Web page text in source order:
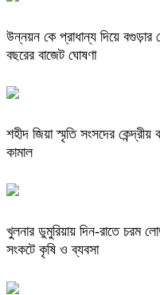
উন্নয়ন কে প্রাধান্য দিয়ে
বছরের বাজেট ঘোষণা
শহীদ জিয়া স্মৃতি সংসদের
কামাল
খুলনার ডুমুরিয়ায় দিন-রাতে চরম
সংকটে কৃষি ও ব্যবসা